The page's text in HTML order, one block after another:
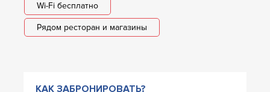
Wi-Fi бесплатно
Рядом ресторан и магазины
КАК ЗАБРОНИРОВАТЬ?